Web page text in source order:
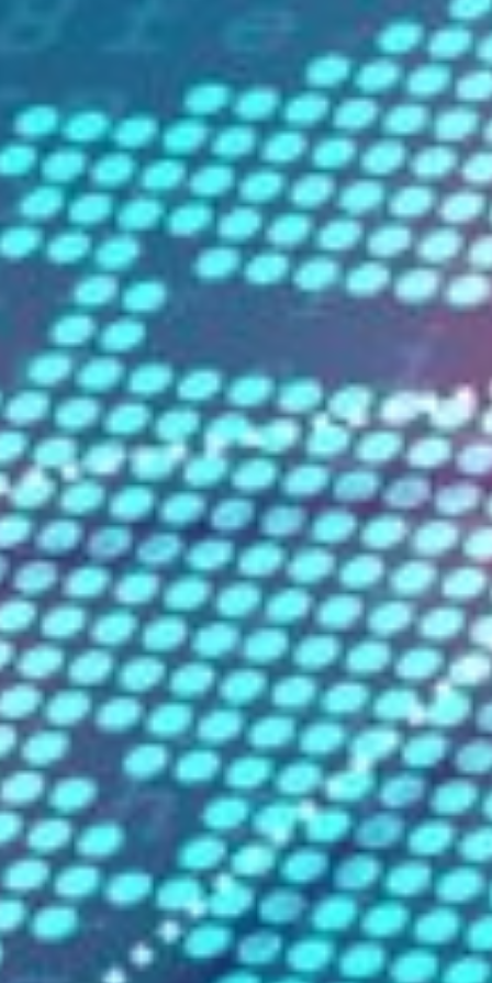
Ein CDN verteilt Ihre Webinhalte über ein Netzwerk
von Servern weltweit. Wenn ein Benutzer Ihre Website
besucht, wird er automatisch mit dem Server
verbunden, der ihm geografisch am nächsten liegt. Dies
verringert die Zeit, die benötigt wird, um Daten von
Ihrem Server zum Benutzer zu übertragen, was zu
schnelleren Ladezeiten führt. In der heutigen
schnelllebigen Online-Welt erwarten Benutzer, dass
Webseiten in weniger als zwei Sekunden laden. Studien
zeigen, dass jede Verzögerung beim Laden der Seite
die Absprungrate erhöht und die Konversionsraten
senkt. Unser CDN-Angebot ist darauf ausgerichtet, die
Ladezeiten Ihrer Webseite erheblich zu reduzieren, die
Benutzererfahrung zu verbessern und letztendlich Ihren
Online-Erfolg zu steigern.
Unsere CDN-Lösung: Entwickelt
für Performance
Unser CDN-Angebot zeichnet sich durch eine Reihe
von Features aus, die speziell für die Optimierung Ihrer
Online-Präsenz entwickelt wurden:
Globale Reichweite:Mit Servern an strategischen
Standorten weltweit sorgen wir für minimale
Latenzzeiten, unabhängig davon, wo Ihre Benutzer
sich befinden.
Höhere Verfügbarkeit und Zuverlässigkeit:Durch
die Verteilung des Datenverkehrs auf mehrere Server
verringert sich das Risiko von Ausfallzeiten, selbst bei
hohem Besucheraufkommen oder Serverproblemen.
Verbesserte Sicherheit: Zusätzlich zum
Leistungsvorteil bietet unser CDN auch
Schutzmaßnahmen gegen DDoS-Angriffe, indem es
den Datenverkehr filtert und verdächtige Aktivitäten
blockiert, bevor sie Ihre Website erreichen.
Einfache Integration und Management: Wir
verstehen, dass nicht jeder ein IT-Experte ist. Deshalb
ist unser CDN so konzipiert, dass es einfach zu
implementieren und zu verwalten ist, ohne dass
komplexe Konfigurationen erforderlich sind.